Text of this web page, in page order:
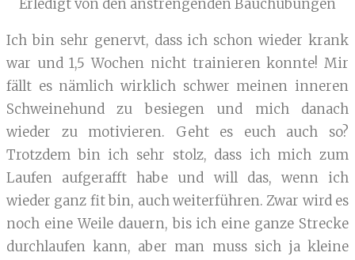
Erledigt von den anstrengenden Bauchübungen
Ich bin sehr genervt, dass ich schon wieder krank
war und 1,5 Wochen nicht trainieren konnte! Mir
fällt es nämlich wirklich schwer meinen inneren
Schweinehund zu besiegen und mich danach
wieder zu motivieren. Geht es euch auch so?
Trotzdem bin ich sehr stolz, dass ich mich zum
Laufen aufgerafft habe und will das, wenn ich
wieder ganz fit bin, auch weiterführen. Zwar wird es
noch eine Weile dauern, bis ich eine ganze Strecke
durchlaufen kann, aber man muss sich ja kleine